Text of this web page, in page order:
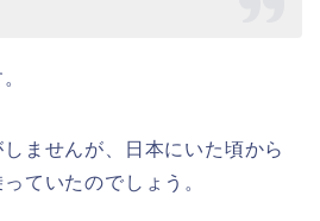
ませんが、日本にいた頃から
ていたのでしょう 。